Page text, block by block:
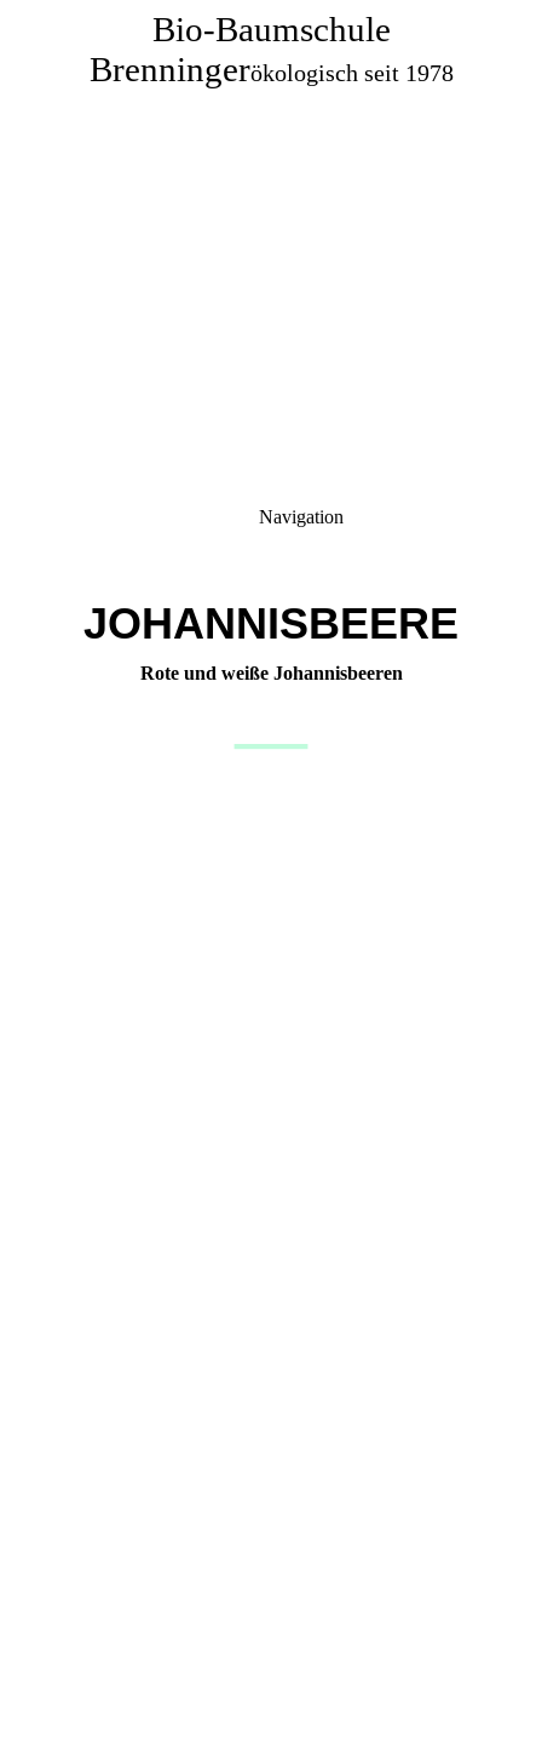
Bio-Baumschule
Brenningerökologisch seit 1978
Navigation
JOHANNISBEERE
Rote und weiße Johannisbeeren
—